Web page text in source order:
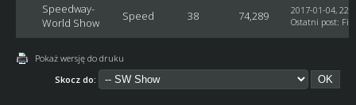
Speedway-
World Show
Speed 38 74,289
2017-01-04,
Ostatni post:
Pokaż wersję do druku
Skocz do: